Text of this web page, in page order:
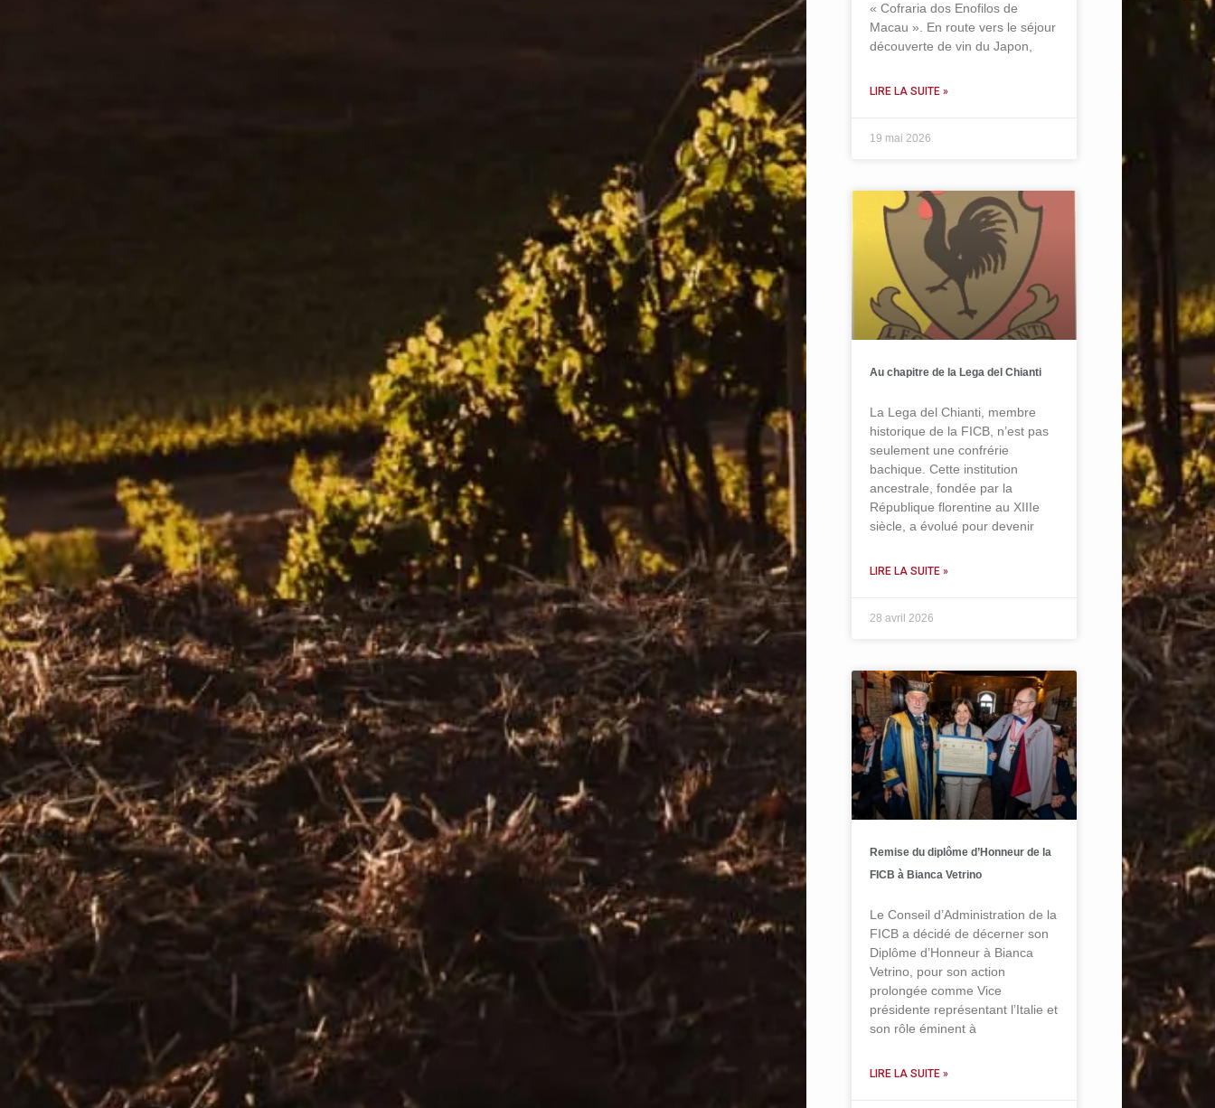
« Cofraria dos Enofilos de
Macau ». En route vers le séjour
découverte de vin du Japon,
LIRE LA SUITE »
19 mai 2026
Au chapitre de la Lega del Chianti
La Lega del Chianti, membre
historique de la FICB, n’est pas
seulement une confrérie
bachique. Cette institution
ancestrale, fondée par la
République florentine au XIIIe
siècle, a évolué pour devenir
LIRE LA SUITE »
28 avril 2026
Remise du diplôme d’Honneur de la
FICB à Bianca Vetrino
Le Conseil d’Administration de la
FICB a décidé de décerner son
Diplôme d’Honneur à Bianca
Vetrino, pour son action
prolongée comme Vice
présidente représentant l’Italie et
son rôle éminent à
LIRE LA SUITE »